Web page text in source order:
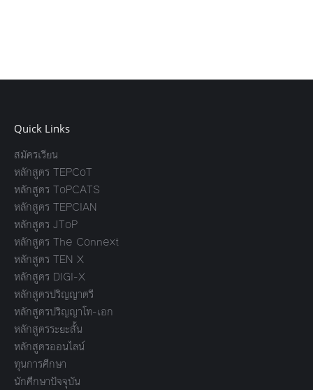
Quick Links
สมัครเรียน
หลักสูตร TEPCoT
หลักสูตร ToPCATS
หลักสูตร TEPCIAN
หลักสูตร JToP
หลักสูตร The Connext
หลักสูตร TEN X
หลักสูตร DIGI-X
หลักสูตรปริญญาตรี
หลักสูตรปริญญาโท-เอก
หลักสูตรระยะสั้น
หลักสูตรออนไลน์
ทุนการศึกษา
นักศึกษาปัจจุบัน